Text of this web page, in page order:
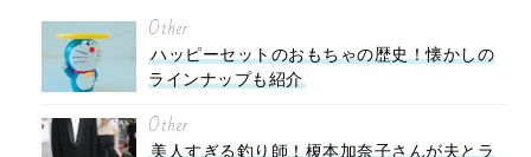
Other
ハッピーセットのおもちゃの歴史！懐かしの
ラインナップも紹介
Other
美人すぎる釣り師！榎本加奈子さんが夫とラ